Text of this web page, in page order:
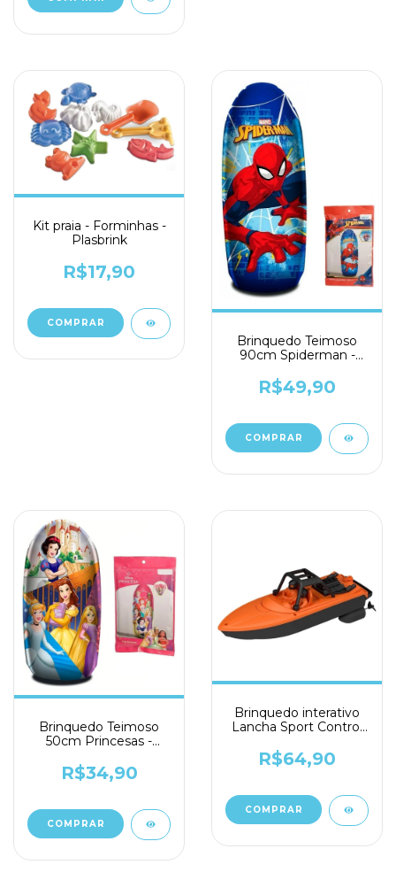
Kit praia - Forminhas -
Plasbrink
R$17,90
Brinquedo Teimoso
90cm Spiderman -
R$49,90
Brinquedo Teimoso
50cm Princesas -
R$34,90
Brinquedo interativo
Lancha Sport Control
R$64,90